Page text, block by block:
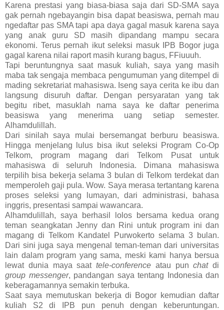
Karena prestasi yang biasa-biasa saja dari SD-SMA saya
gak pernah ngebayangin bisa dapat beasiswa, pernah mau
ngedaftar pas SMA tapi apa daya gagal masuk karena saya
yang anak guru SD masih dipandang mampu secara
ekonomi. Terus pernah ikut seleksi masuk IPB Bogor juga
gagal karena nilai raport masih kurang bagus, FFiuuuh.
Tapi beruntungnya saat masuk kuliah, saya yang masih
maba tak sengaja membaca pengumuman yang ditempel di
mading sekretariat mahasiswa. Iseng saya cerita ke ibu dan
langsung disuruh daftar. Dengan persyaratan yang tak
begitu ribet, masuklah nama saya ke daftar penerima
beasiswa yang menerima uang setiap semester.
Alhamdulillah.
Dari sinilah saya mulai bersemangat berburu beasiswa.
Hingga menjelang lulus bisa ikut seleksi Program Co-Op
Telkom, program magang dari Telkom Pusat untuk
mahasiswa di seluruh Indonesia. Dimana mahasiswa
terpilih bisa bekerja selama 3 bulan di Telkom terdekat dan
memperoleh gaji pula. Wow. Saya merasa tertantang karena
proses seleksi yang lumayan, dari administrasi, bahasa
inggris, presentasi sampai wawancara.
Alhamdulillah, saya berhasil lolos bersama kedua orang
teman seangkatan Jenny dan Rini untuk program ini dan
magang di Telkom Kandatel Purwokerto selama 3 bulan.
Dari sini juga saya mengenal teman-teman dari universitas
lain dalam program yang sama, meski kami hanya bersua
lewat dunia maya saat tele-conference atau punchat di
group messenger, pandangan saya tentang Indonesia dan
keberagamannya semakin terbuka.
Saat saya memutuskan bekerja di Bogor kemudian daftar
kuliah S2 di IPB pun penuh dengan keberuntungan.